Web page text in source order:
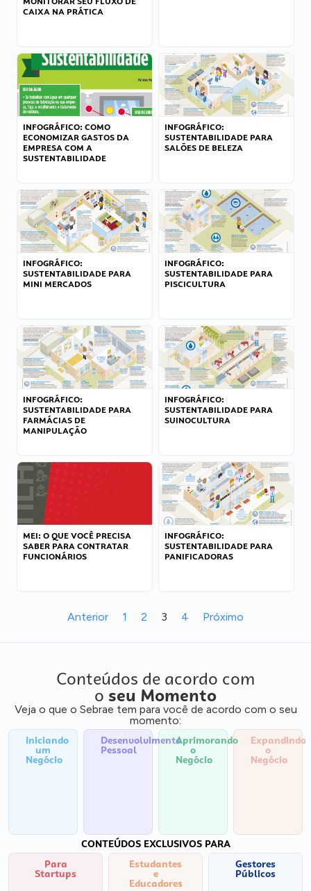
CAIXA NA PRÁTICA
INFOGRÁFICO: COMO
ECONOMIZAR GASTOS DA
EMPRESA COM A
SUSTENTABILIDADE
INFOGRÁFICO:
SUSTENTABILIDADE PARA
SALÕES DE BELEZA
INFOGRÁFICO:
SUSTENTABILIDADE PARA
MINI MERCADOS
INFOGRÁFICO:
SUSTENTABILIDADE PARA
PISCICULTURA
INFOGRÁFICO:
SUSTENTABILIDADE PARA
FARMÁCIAS DE
MANIPULAÇÃO
INFOGRÁFICO:
SUSTENTABILIDADE PARA
SUINOCULTURA
MEI: O QUE VOCÊ PRECISA
SABER PARA CONTRATAR
FUNCIONÁRIOS
INFOGRÁFICO:
SUSTENTABILIDADE PARA
PANIFICADORAS
Anterior 1 2 3 4 Próximo
Conteúdos de acordo com
o seu Momento
Veja o que o Sebrae tem para você de acordo com o seu
momento:
Iniciando
um
Negócio
Desenvolvimento
Pessoal
Aprimorando
o
Negócio
Expandindo
o
Negócio
CONTEÚDOS EXCLUSIVOS PARA
Para
Startups
Estudantes
e
Educadores
Gestores
Públicos